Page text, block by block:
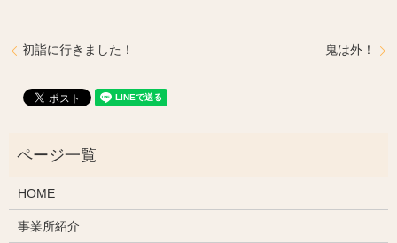
初詣に行きました！ 鬼は外！
HOME
事業所紹介